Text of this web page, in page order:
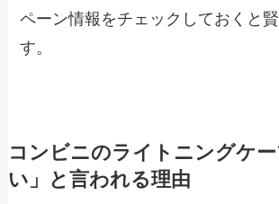
ペーン情報をチェックしておくと
す。
コンビニのライトニングケ
い」と言われる理由